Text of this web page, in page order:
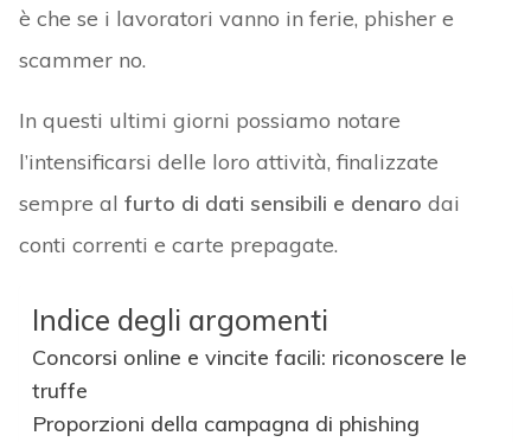
è che se i lavoratori vanno in ferie, phisher e
scammer no.
In questi ultimi giorni possiamo notare
l’intensificarsi delle loro attività, finalizzate
sempre al furto di dati sensibili e denaro dai
conti correnti e carte prepagate.
Indice degli argomenti
Concorsi online e vincite facili: riconoscere le
truffe
Proporzioni della campagna di phishing